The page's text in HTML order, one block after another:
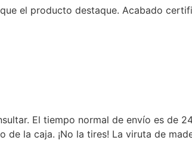
el producto destaque. Acabado
El tiempo normal de envío es de
la caja. ¡No la tires! La viruta de